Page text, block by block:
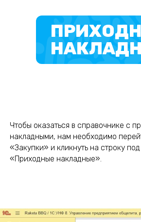
Чтобы оказаться в справочнике с
накладными, нам необходимо
«Закупки» и кликнуть на строку
«Приходные накладные».